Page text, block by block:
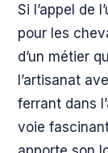
Si l’appel de
pour les
d’un métier
l’artisanat
ferrant dans
voie